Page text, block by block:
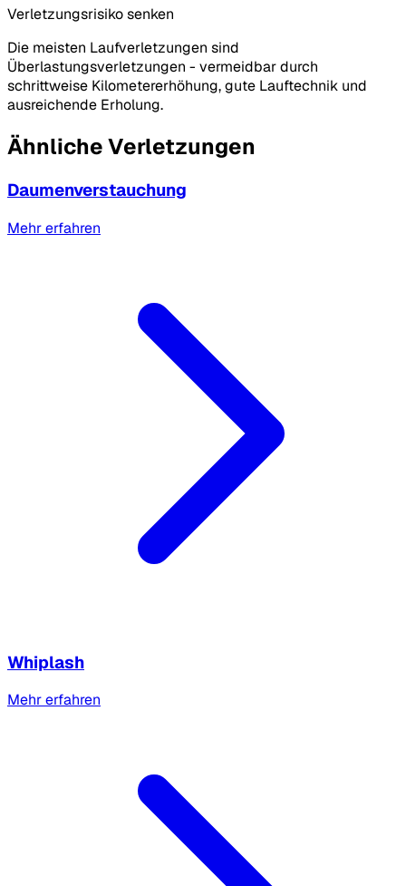
Verletzungsrisiko senken
Die meisten Laufverletzungen sind
Überlastungsverletzungen - vermeidbar durch
schrittweise Kilometererhöhung, gute Lauftechnik und
ausreichende Erholung.
Ähnliche Verletzungen
Daumenverstauchung
Mehr erfahren
Whiplash
Mehr erfahren